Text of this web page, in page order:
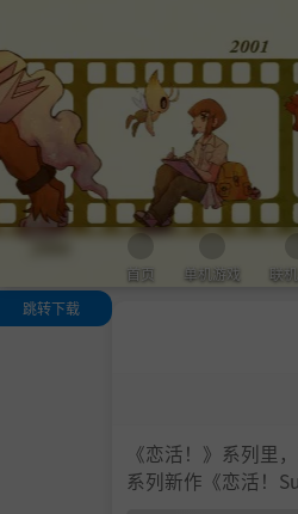
首页 单机游戏 联
跳转下载
《恋活！》系列里
系列新作《恋活！